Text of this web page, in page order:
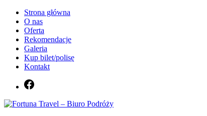
Strona główna
O nas
Oferta
Rekomendacje
Galeria
Kup bilet/polisę
Kontakt